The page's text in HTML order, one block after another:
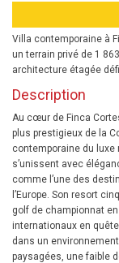
Villa contemporaine à
un terrain privé de 1
architecture étagée
Description
Au cœur de Finca
plus prestigieux de la
contemporaine du
s’unissent avec
comme l’une des
l’Europe. Son resort
golf de championnat
internationaux en
dans un
paysagées, une faible